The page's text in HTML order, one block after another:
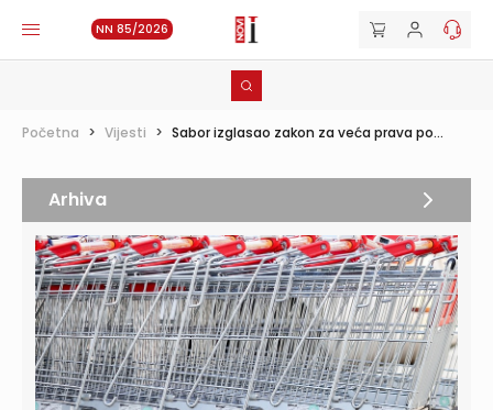
NN 85/2026
Početna > Vijesti > Sabor izglasao zakon za veća prava po...
Arhiva